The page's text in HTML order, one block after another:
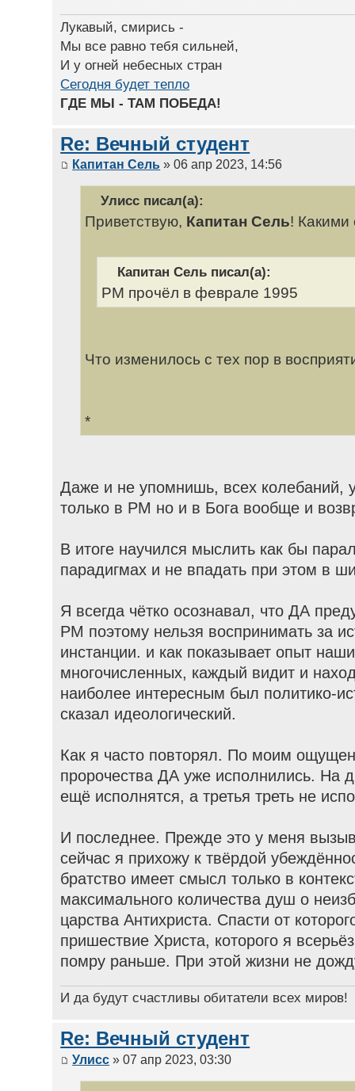
Лукавый, смирись -
Мы все равно тебя сильней,
И у огней небесных стран
Сегодня будет тепло
ГДЕ МЫ - ТАМ ПОБЕДА!
Re: Вечный студент
Капитан Сель » 06 апр 2023, 14:56
Улисс писал(а):
Приветствую, Капитан Сель! Какими
Капитан Сель писал(а):
РМ прочёл в феврале 1995
Что изменилось с тех пор в
*
Даже и не упомнишь, всех колебаний,
только в РМ но и в Бога вообще и
В итоге научился мыслить как бы
парадигмах и не впадать при этом в
Я всегда чётко осознавал, что ДА
РМ поэтому нельзя воспринимать за
инстанции. и как показывает опыт
многочисленных, каждый видит и
наиболее интересным был политико-
сказал идеологический.
Как я часто повторял. По моим
пророчества ДА уже исполнились. На
ещё исполнятся, а третья треть не
И последнее. Прежде это у меня
сейчас я прихожу к твёрдой
братство имеет смысл только в
максимального количества душ о
царства Антихриста. Спасти от
пришествие Христа, которого я
помру раньше. При этой жизни не
И да будут счастливы обитатели всех миров!
Re: Вечный студент
Улисс » 07 апр 2023, 03:30